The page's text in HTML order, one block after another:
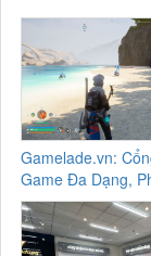
Gamelade.vn:
Game Đa Dạng,